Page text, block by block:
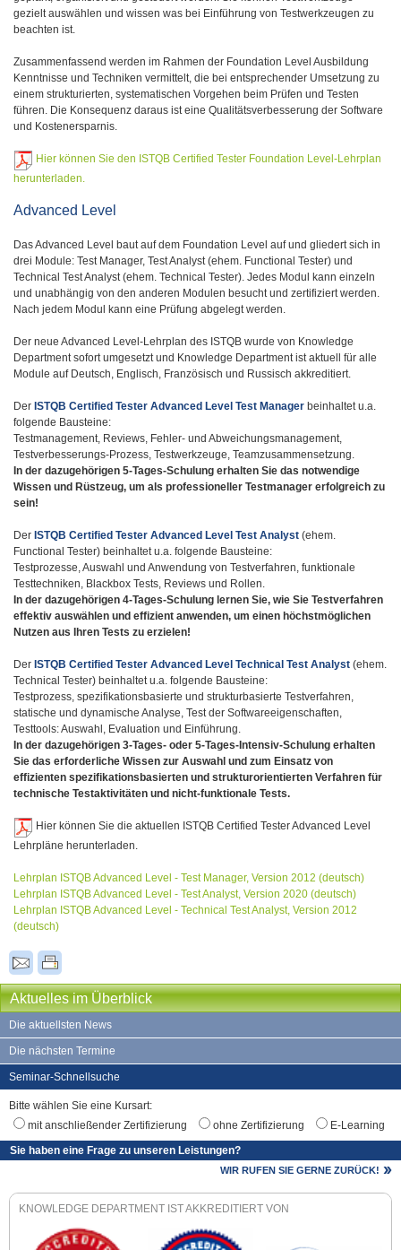
gezielt auswählen und wissen was bei Einführung von Testwerkzeugen zu
beachten ist.
Zusammenfassend werden im Rahmen der Foundation Level Ausbildung
Kenntnisse und Techniken vermittelt, die bei entsprechender Umsetzung zu
einem strukturierten, systematischen Vorgehen beim Prüfen und Testen
führen. Die Konsequenz daraus ist eine Qualitätsverbesserung der Software
und Kostenersparnis.
Hier können Sie den ISTQB Certified Tester Foundation Level-Lehrplan
herunterladen.
Advanced Level
Das Advanced Level baut auf dem Foundation Level auf und gliedert sich in
drei Module: Test Manager, Test Analyst (ehem. Functional Tester) und
Technical Test Analyst (ehem. Technical Tester). Jedes Modul kann einzeln
und unabhängig von den anderen Modulen besucht und zertifiziert werden.
Nach jedem Modul kann eine Prüfung abgelegt werden.
Der neue Advanced Level-Lehrplan des ISTQB wurde von Knowledge
Department sofort umgesetzt und Knowledge Department ist aktuell für alle
Module auf Deutsch, Englisch, Französisch und Russisch akkreditiert.
Der ISTQB Certified Tester Advanced Level Test Manager beinhaltet u.a.
folgende Bausteine:
Testmanagement, Reviews, Fehler- und Abweichungsmanagement,
Testverbesserungs-Prozess, Testwerkzeuge, Teamzusammensetzung.
In der dazugehörigen 5-Tages-Schulung erhalten Sie das notwendige
Wissen und Rüstzeug, um als professioneller Testmanager erfolgreich zu
sein!
Der ISTQB Certified Tester Advanced Level Test Analyst (ehem.
Functional Tester) beinhaltet u.a. folgende Bausteine:
Testprozesse, Auswahl und Anwendung von Testverfahren, funktionale
Testtechniken, Blackbox Tests, Reviews und Rollen.
n der dazugehörigen 4-Tages-Schulung lernen Sie, wie Sie Testverfahren
effektiv auswählen und effizient anwenden, um einen höchstmöglichen
Nutzen aus Ihren Tests zu erzielen!
Der ISTQB Certified Tester Advanced Level Technical Test Analyst (ehem.
Technical Tester) beinhaltet u.a. folgende Bausteine:
Testprozess, spezifikationsbasierte und strukturbasierte Testverfahren,
statische und dynamische Analyse, Test der Softwareeigenschaften,
Testtools: Auswahl, Evaluation und Einführung.
In der dazugehörigen 3-Tages- oder 5-Tages-Intensiv-Schulung erhalten
Sie das erforderliche Wissen zur Auswahl und zum Einsatz von
effizienten spezifikationsbasierten und strukturorientierten Verfahren für
technische Testaktivitäten und nicht-funktionale Tests.
Hier können Sie die aktuellen ISTQB Certified Tester Advanced Level
Lehrpläne herunterladen.
Lehrplan ISTQB Advanced Level - Test Manager, Version 2012 (deutsch)
Lehrplan ISTQB Advanced Level - Test Analyst, Version 2020 (deutsch)
Lehrplan ISTQB Advanced Level - Technical Test Analyst, Version 2012
(deutsch)
Aktuelles im Überblick
Die aktuellsten News
Die nächsten Termine
Seminar-Schnellsuche
Bitte wählen Sie eine Kursart:
mit anschließender Zertifizierung
ohne Zertifizierung
E-Learning
Sie haben eine Frage zu unseren Leistungen?
WIR RUFEN SIE GERNE ZURÜCK!
KNOWLEDGE DEPARTMENT IST AKKREDITIERT VON